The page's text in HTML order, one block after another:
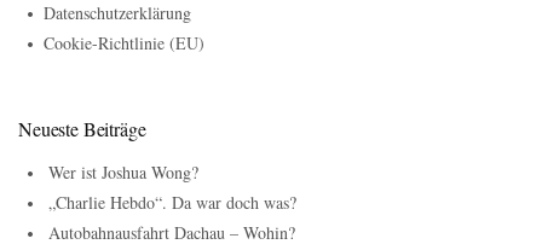
Datenschutzerklärung
Cookie-Richtlinie (EU)
Neueste Beiträge
Wer ist Joshua Wong?
„Charlie Hebdo“. Da war doch was?
Autobahnausfahrt Dachau – Wohin?